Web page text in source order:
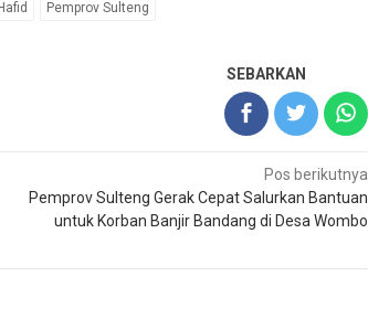
Pemprov Sulteng
SEBARKAN
Pos berikutnya
Pemprov Sulteng Gerak Cepat Salurkan Bantuan
untuk Korban Banjir Bandang di Desa Wombo